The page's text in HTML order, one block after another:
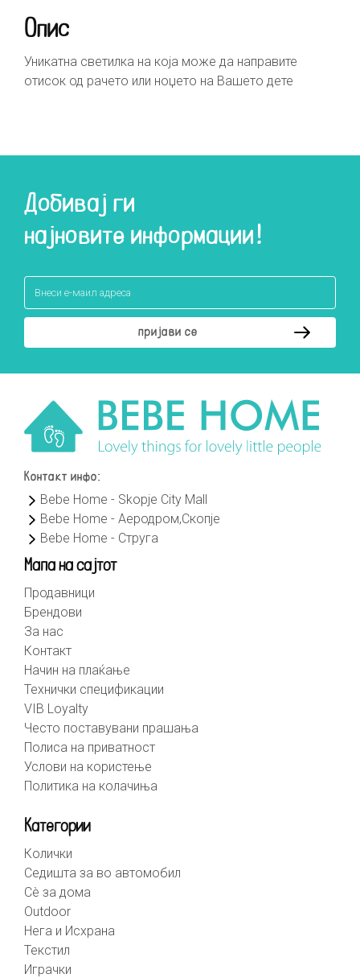
Опис
Уникатна светилка на која може да направите
отисок од рачето или ноџето на Вашето дете
Добивај ги
најновите информации!
Контакт инфо:
Bebe Home - Skopje City Mall
Bebe Home - Аеродром,Скопје
Bebe Home - Струга
Мапа на сајтот
Продавници
Брендови
За нас
Контакт
Начин на плаќање
Технички спецификации
VIB Loyalty
Често поставувани прашања
Полиса на приватност
Услови на користење
Политика на колачиња
Категории
Колички
Седишта за во автомобил
Сè за дома
Outdoor
Нега и Исхрана
Текстил
Играчки